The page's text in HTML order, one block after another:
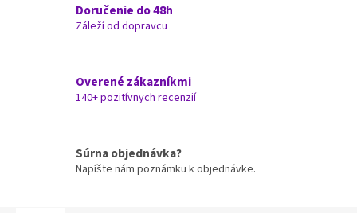
Doručenie do 48h
Záleží od dopravcu
Overené zákazníkmi
140+ pozitívnych recenzií
Súrna objednávka?
Napíšte nám poznámku k objednávke.